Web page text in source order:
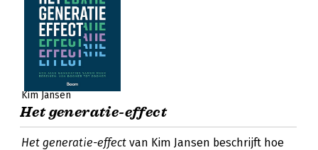
Kim Jansen
Het generatie-effect
Het generatie-effect van Kim Jansen beschrijft hoe